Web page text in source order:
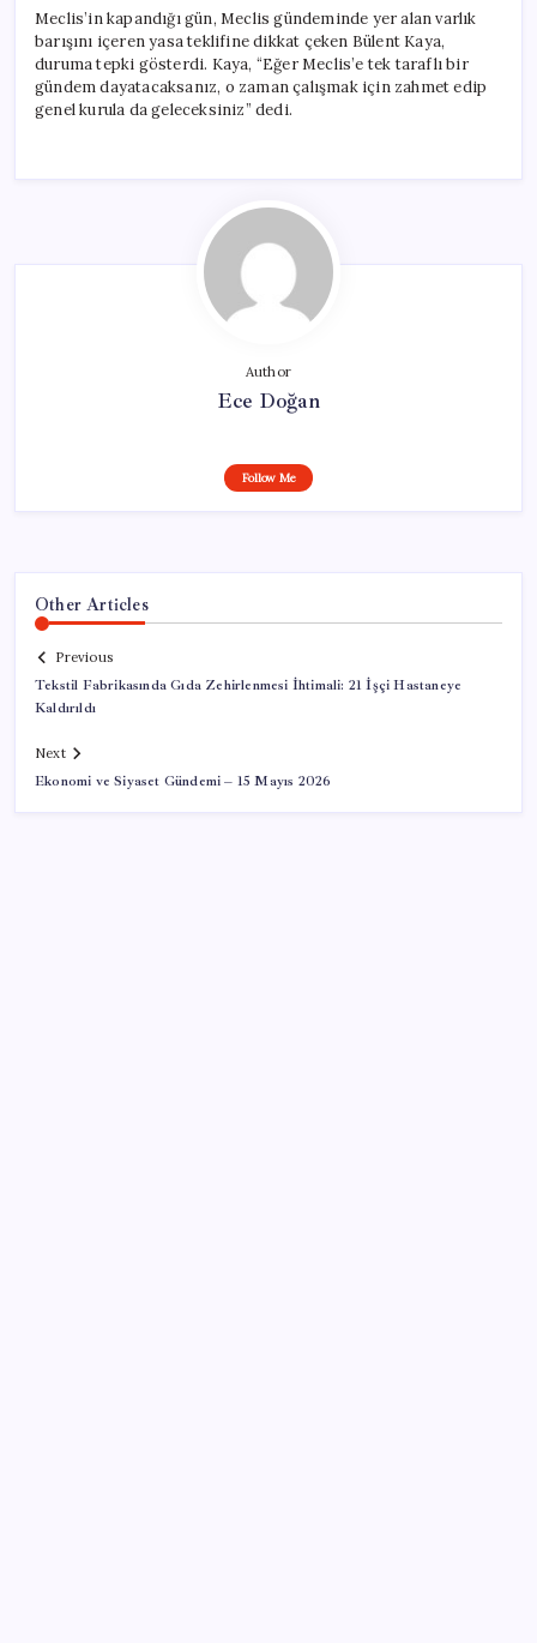
Meclis’in kapandığı gün, Meclis gündeminde yer alan varlık
barışını içeren yasa teklifine dikkat çeken Bülent Kaya,
duruma tepki gösterdi. Kaya, “Eğer Meclis’e tek taraflı bir
gündem dayatacaksanız, o zaman çalışmak için zahmet edip
genel kurula da geleceksiniz” dedi.
Author
Ece Doğan
Follow Me
Other Articles
Previous
Tekstil Fabrikasında Gıda Zehirlenmesi İhtimali: 21 İşçi Hastaneye
Kaldırıldı
Next
Ekonomi ve Siyaset Gündemi – 15 Mayıs 2026